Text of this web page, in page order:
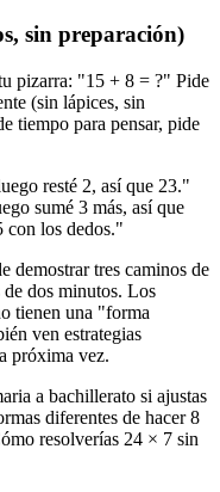
sin preparación)
pizarra: "15 + 8 = ?" Pide
(sin lápices, sin
tiempo para pensar, pide
resté 2, así que 23."
sumé 3 más, así que
los dedos."
demostrar tres caminos de
dos minutos. Los
tienen una "forma
ven estrategias
próxima vez.
a bachillerato si ajustas
diferentes de hacer 8
resolverías 24 × 7 sin